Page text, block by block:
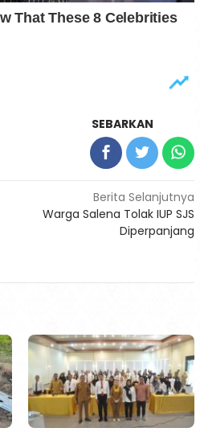
SEBARKAN
Berita Selanjutnya
Warga Salena Tolak IUP SJS
Diperpanjang